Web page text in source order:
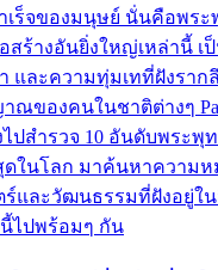
เร็จของมนุษย์ นั่นคือพร
สร้างอันยิ่งใหญ่เหล่านี้ เ
และความทุ่มเทที่ฝังรา
ณของคนในชาติต่างๆ
ไปสำรวจ 10 อันดับพระพุ
ดในโลก มาค้นหาความห
ร์และวัฒนธรรมที่ฝังอยู่ใ
นี้ไปพร้อมๆ กัน